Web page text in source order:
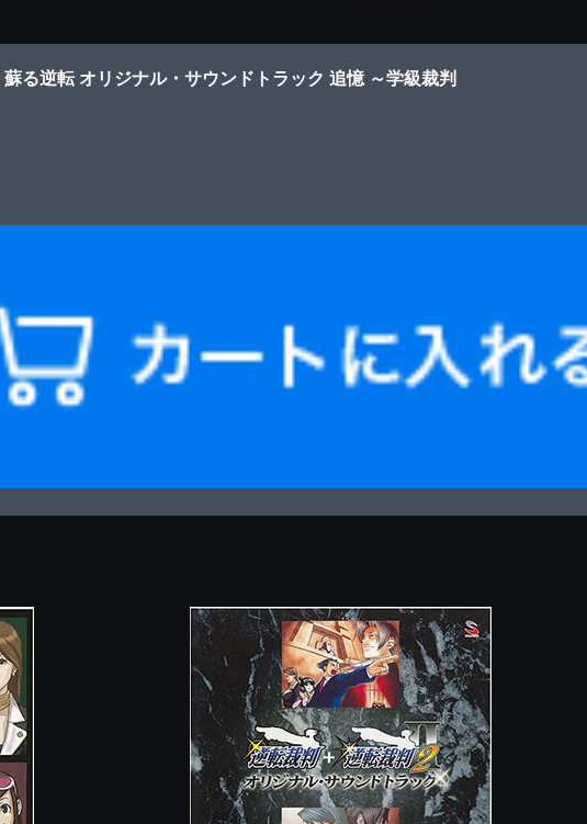
蘇る逆転 オリジナル・サウンドトラック 追憶 ～学級裁判